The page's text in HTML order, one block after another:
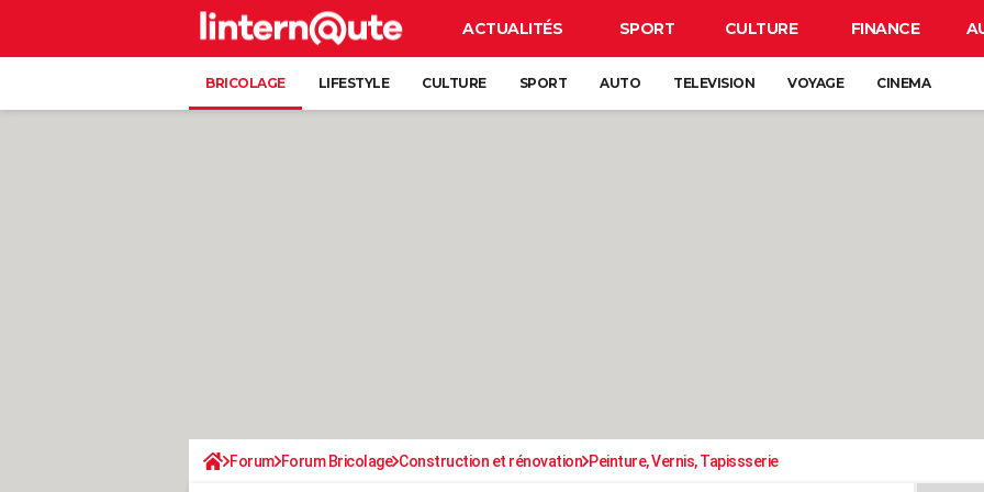
ACTUALITÉS SPORT CULTURE FINANCE
BRICOLAGE LIFESTYLE CULTURE SPORT AUTO TELEVISION VOYAGE CINEMA
Forum Forum Bricolage Construction et rénovation Peinture, Vernis, Tapissserie